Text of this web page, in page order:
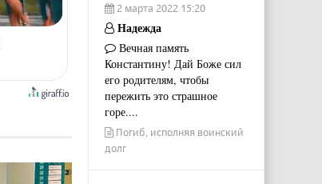
2 марта 2022 15:20
Надежда
Вечная память
Константину! Дай Боже сил
его родителям, чтобы
пережить это страшное
горе....
Погиб, исполняя воинский
долг